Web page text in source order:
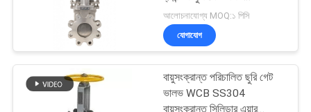
এএনএসআই স্লারি ছুরি গেট ভালভ
আলোচনাযোগ্য MOQ:১ পিসি
যোগাযোগ
বায়ুসংক্রান্ত পরিচালিত ছুরি গেট
ভালভ WCB SS304
বায়ুসংক্রান্ত সিলিন্ডার এয়ার